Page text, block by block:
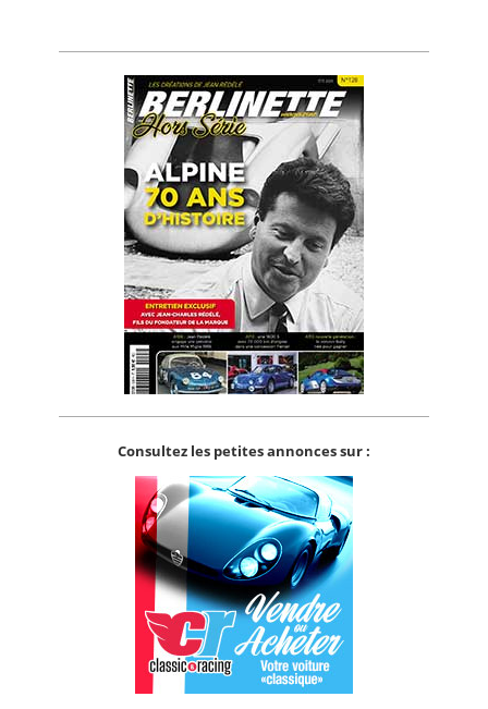
Consultez les petites annonces sur :